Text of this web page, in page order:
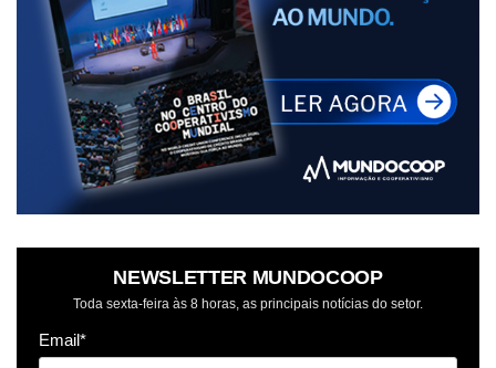
NEWSLETTER MUNDOCOOP
Toda sexta-feira às 8 horas, as principais notícias do setor.
Email*